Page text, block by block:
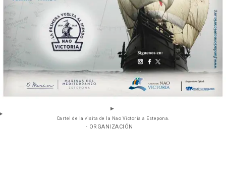
Cartel de la visita de la Nao Victoria a Estepona.
- ORGANIZACIÓN